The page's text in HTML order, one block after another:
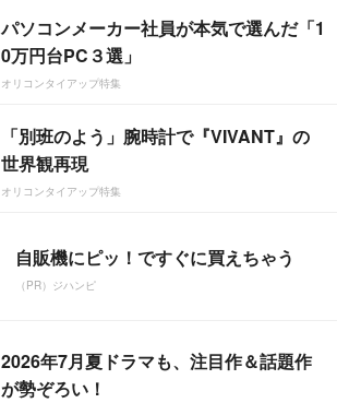
パソコンメーカー社員が本気で選んだ「1
0万円台PC３選」
オリコンタイアップ特集
「別班のよう」腕時計で『VIVANT』の
世界観再現
オリコンタイアップ特集
自販機にピッ！ですぐに買えちゃう
（PR）ジハンピ
2026年7月夏ドラマも、注目作＆話題作
が勢ぞろい！